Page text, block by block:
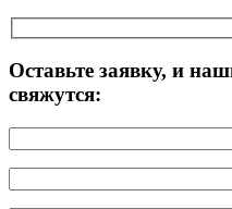
Оставьте заявку, и
свяжутся: